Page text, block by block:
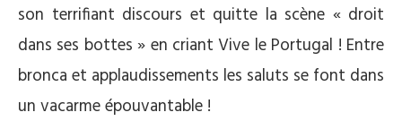
son terrifiant discours et quitte la scène « droit
dans ses bottes » en criant Vive le Portugal ! Entre
bronca et applaudissements les saluts se font dans
un vacarme épouvantable !